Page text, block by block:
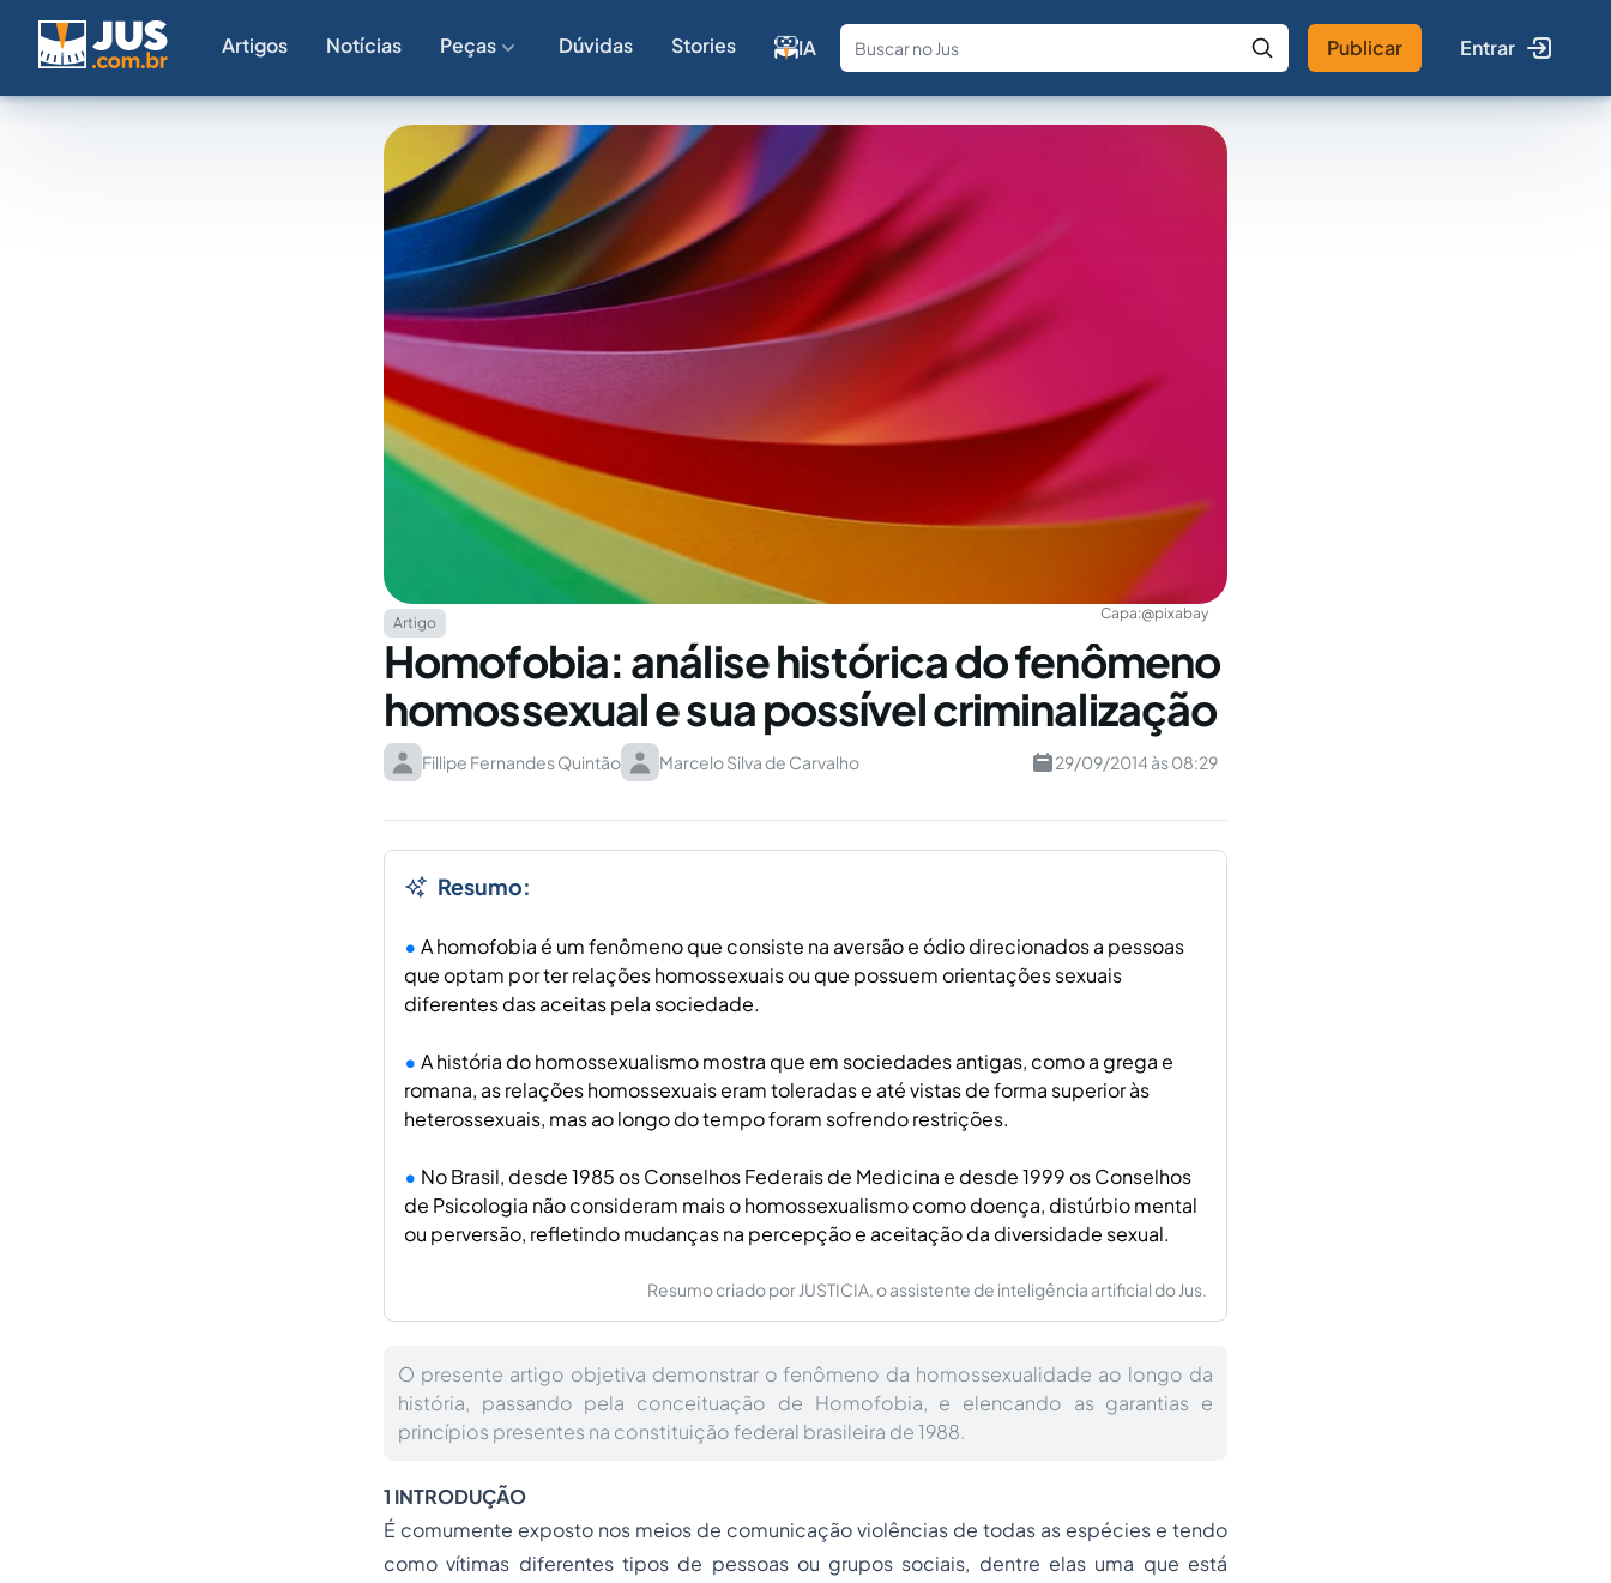
Artigos Notícias Peças Dúvidas Stories IA
Fale com a IA Buscar no Jus
Publicar Entrar
Capa:@pixabay
Artigo
Homofobia: análise histórica do fenômeno
homossexual e sua possível criminalização
Fillipe Fernandes Quintão Marcelo Silva de Carvalho 29/09/2014 às 08:29
Resumo:
A homofobia é um fenômeno que consiste na aversão e ódio direcionados a pessoas
que optam por ter relações homossexuais ou que possuem orientações sexuais
diferentes das aceitas pela sociedade.
A história do homossexualismo mostra que em sociedades antigas, como a grega e
romana, as relações homossexuais eram toleradas e até vistas de forma superior às
heterossexuais, mas ao longo do tempo foram sofrendo restrições.
No Brasil, desde 1985 os Conselhos Federais de Medicina e desde 1999 os Conselhos
de Psicologia não consideram mais o homossexualismo como doença, distúrbio mental
ou perversão, refletindo mudanças na percepção e aceitação da diversidade sexual.
Resumo criado por JUSTICIA, o assistente de inteligência artificial do Jus.
O presente artigo objetiva demonstrar o fenômeno da homossexualidade ao longo da
história, passando pela conceituação de Homofobia, e elencando as garantias e
princípios presentes na constituição federal brasileira de 1988.
1 INTRODUÇÃO
É comumente exposto nos meios de comunicação violências de todas as espécies e tendo
como vítimas diferentes tipos de pessoas ou grupos sociais, dentre elas uma que está